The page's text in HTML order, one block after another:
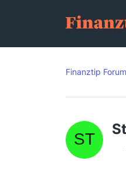
Finanztip Forum